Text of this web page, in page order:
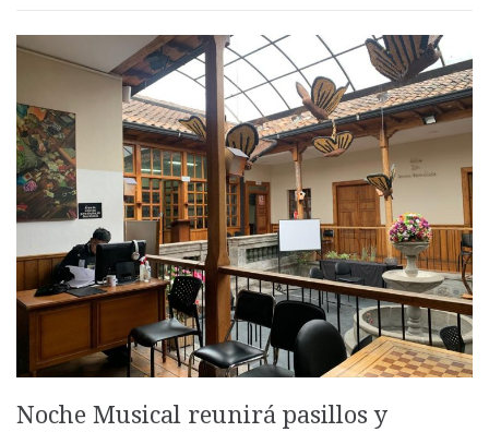
Noche Musical reunirá pasillos y